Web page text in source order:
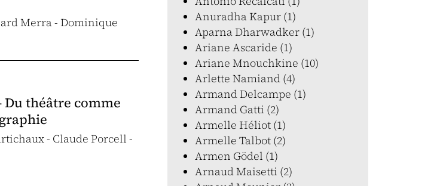
Merra - Dominique
théâtre comme
- Claude Porcell -
Anuradha Kapur (1)
Aparna Dharwadker (1)
Ariane Ascaride (1)
Ariane Mnouchkine (10)
Arlette Namiand (4)
Armand Delcampe (1)
Armand Gatti (2)
Armelle Héliot (1)
Armelle Talbot (2)
Armen Gödel (1)
Arnaud Maisetti (2)